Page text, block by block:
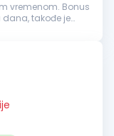
takođe je